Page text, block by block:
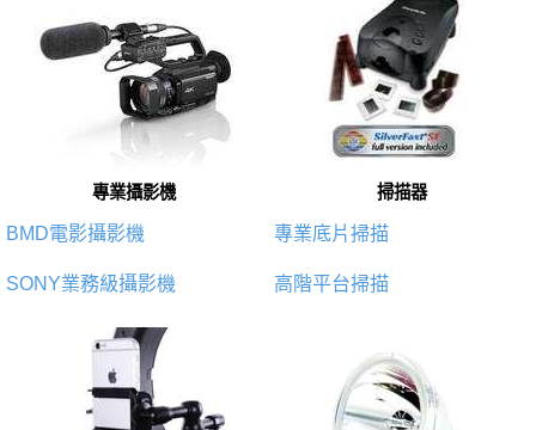
專業攝影機
BMD電影攝影機
SONY業務級攝影機
掃描器
專業底片掃描
高階平台掃描